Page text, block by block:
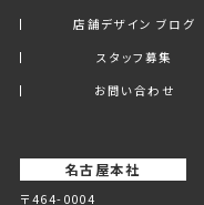
店舗デザイン ブログ
スタッフ募集
お問い合わせ
名古屋本社
〒464-0004